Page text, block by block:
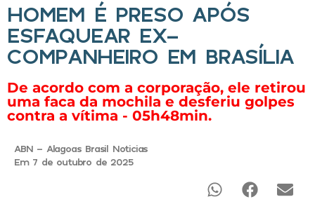
HOMEM É PRESO APÓS
ESFAQUEAR EX-
COMPANHEIRO EM BRASÍLIA
De acordo com a corporação, ele retirou
uma faca da mochila e desferiu golpes
contra a vítima - 05h48min.
ABN - Alagoas Brasil Noticias
Em 7 de outubro de 2025